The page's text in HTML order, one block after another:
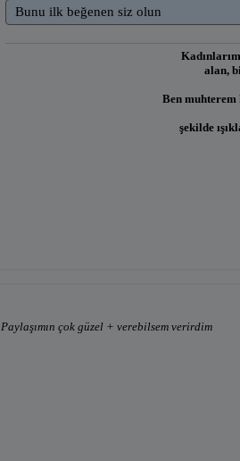
Bunu ilk beğenen siz olun
alan,
Ben muhterem
şekilde
Paylaşımın çok güzel + verebilsem verirdim